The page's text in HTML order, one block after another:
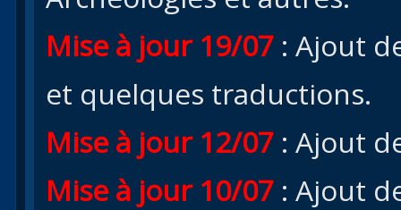
Mise à jour 19/07 : Ajout
et quelques traductions.
Mise à jour 12/07 : Ajout
Mise à jour 10/07 : Ajout